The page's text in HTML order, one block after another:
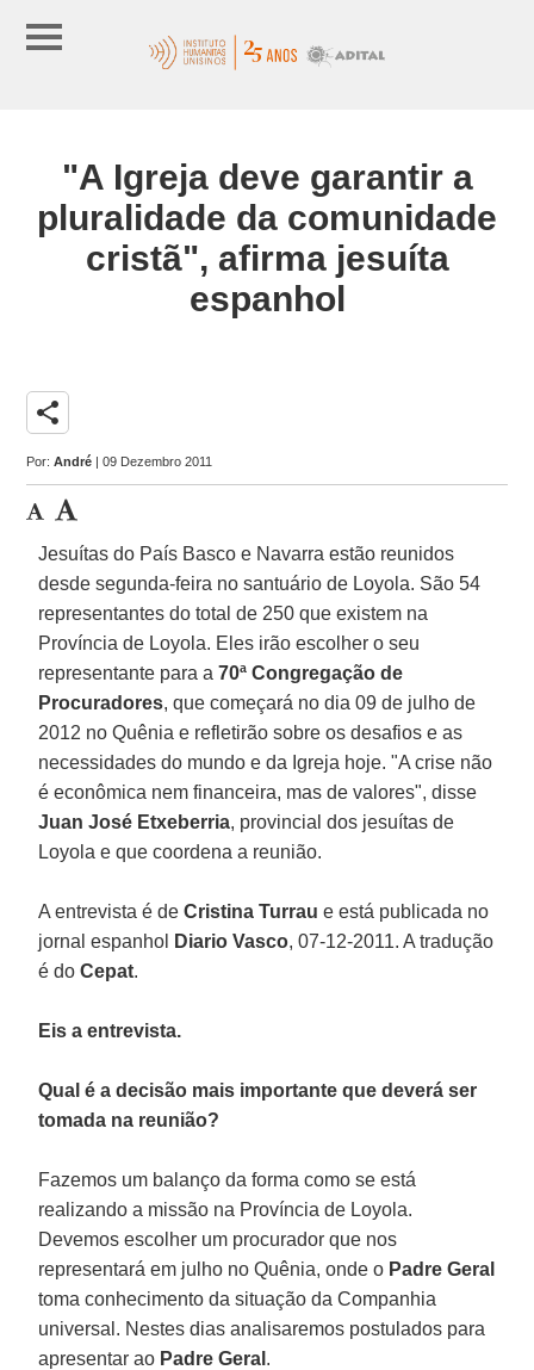
"A Igreja deve garantir a
pluralidade da comunidade
cristã", afirma jesuíta
espanhol
share
Por:André | 09 Dezembro 2011
Jesuítas do País Basco e Navarra estão reunidos
desde segunda-feira no santuário de Loyola. São 54
representantes do total de 250 que existem na
Província de Loyola. Eles irão escolher o seu
representante para a70ª Congregação de
Procuradores, que começará no dia 09 de julho de
2012 no Quênia e refletirão sobre os desafios e as
necessidades do mundo e da Igreja hoje. "A crise não
é econômica nem financeira, mas de valores", disse
Juan José Etxeberria, provincial dos jesuítas de
Loyola e que coordena a reunião.
A entrevista é deCristina Turraue está publicada no
jornal espanhol
Diario Vasco, 07-12-2011. A tradução
é doCepat.
Eis a entrevista.
Qual é a decisão mais importante que deverá ser
tomada na reunião?
Fazemos um balanço da forma como se está
realizando a missão na Província de Loyola.
Devemos escolher um procurador que nos
representará em julho no Quênia, onde o Padre Geral
toma conhecimento da situação da Companhia
universal. Nestes dias analisaremos postulados para
apresentar ao Padre Geral .